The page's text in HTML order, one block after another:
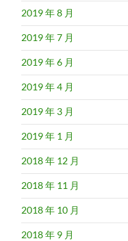
2019 年 8 月
2019 年 7 月
2019 年 6 月
2019 年 4 月
2019 年 3 月
2019 年 1 月
2018 年 12 月
2018 年 11 月
2018 年 10 月
2018 年 9 月